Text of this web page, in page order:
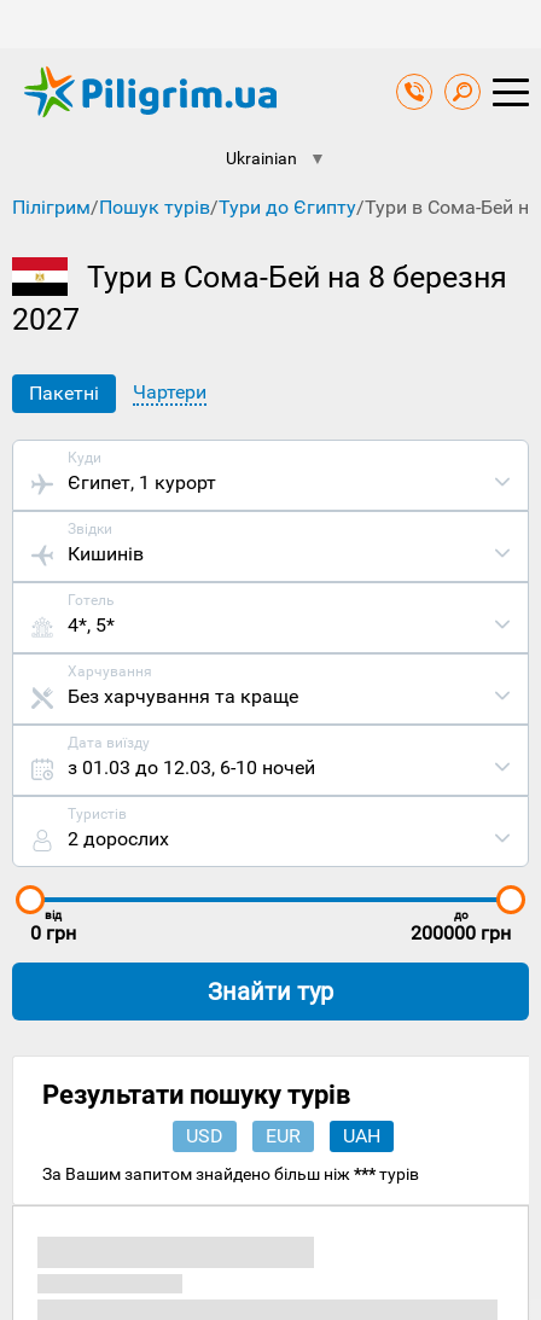
Ukrainian ▼
Пілігрим/Пошук турів/Тури до Єгипту/Тури в Сома-Бей
Тури в Сома-Бей на 8 березня
2027
Пакетні Чартери
Куди
Єгипет, 1 курорт
Звідки
Кишинів
Готель
4*, 5*
Харчування
Без харчування та краще
Дата виїзду
з 01.03 до 12.03, 6-10 ночей
Туристів
2 дорослих
від
0 грн
до
200000 грн
Знайти тур
Результати пошуку турів
USD EUR UAH
За Вашим запитом знайдено більш ніж ***турів